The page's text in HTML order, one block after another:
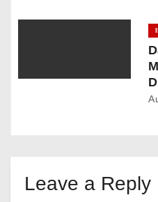
Leave a Reply